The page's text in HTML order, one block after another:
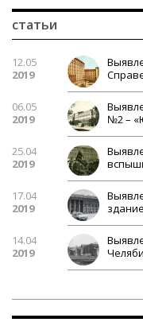
статьи
12.05
2019
06.05
2019
№2 –
25.04
2019
17.04
2019
здание
14.04
2019